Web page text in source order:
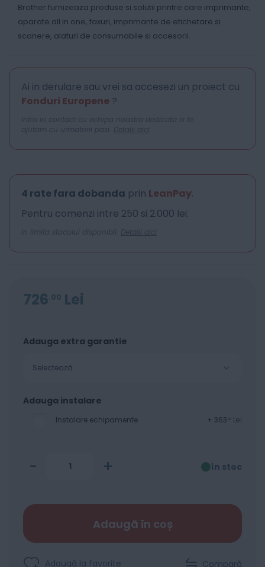
Brother furnizeaza produse si solutii printre care imprimante,
aparate all in one, faxuri, imprimante de etichetare si
scanere, alaturi de consumabile si accesorii.
Ai in derulare sau vrei sa accesezi un proiect cu
Fonduri Europene ?
Intra in contact cu echipa noastra dedicata si te
ajutam cu urmatorii pasi. Detalii aici
4 rate fara dobanda prin LeanPay.
Pentru comenzi intre 250 si 2.000 lei.
In limita stocului disponibil. Detalii aici
726 00 Lei
Adauga extra garantie
Selectează
Adauga instalare
Instalare echipamente + 363 Lei
- + în stoc
Adaugă în coș
Adaugă la favorite Compară